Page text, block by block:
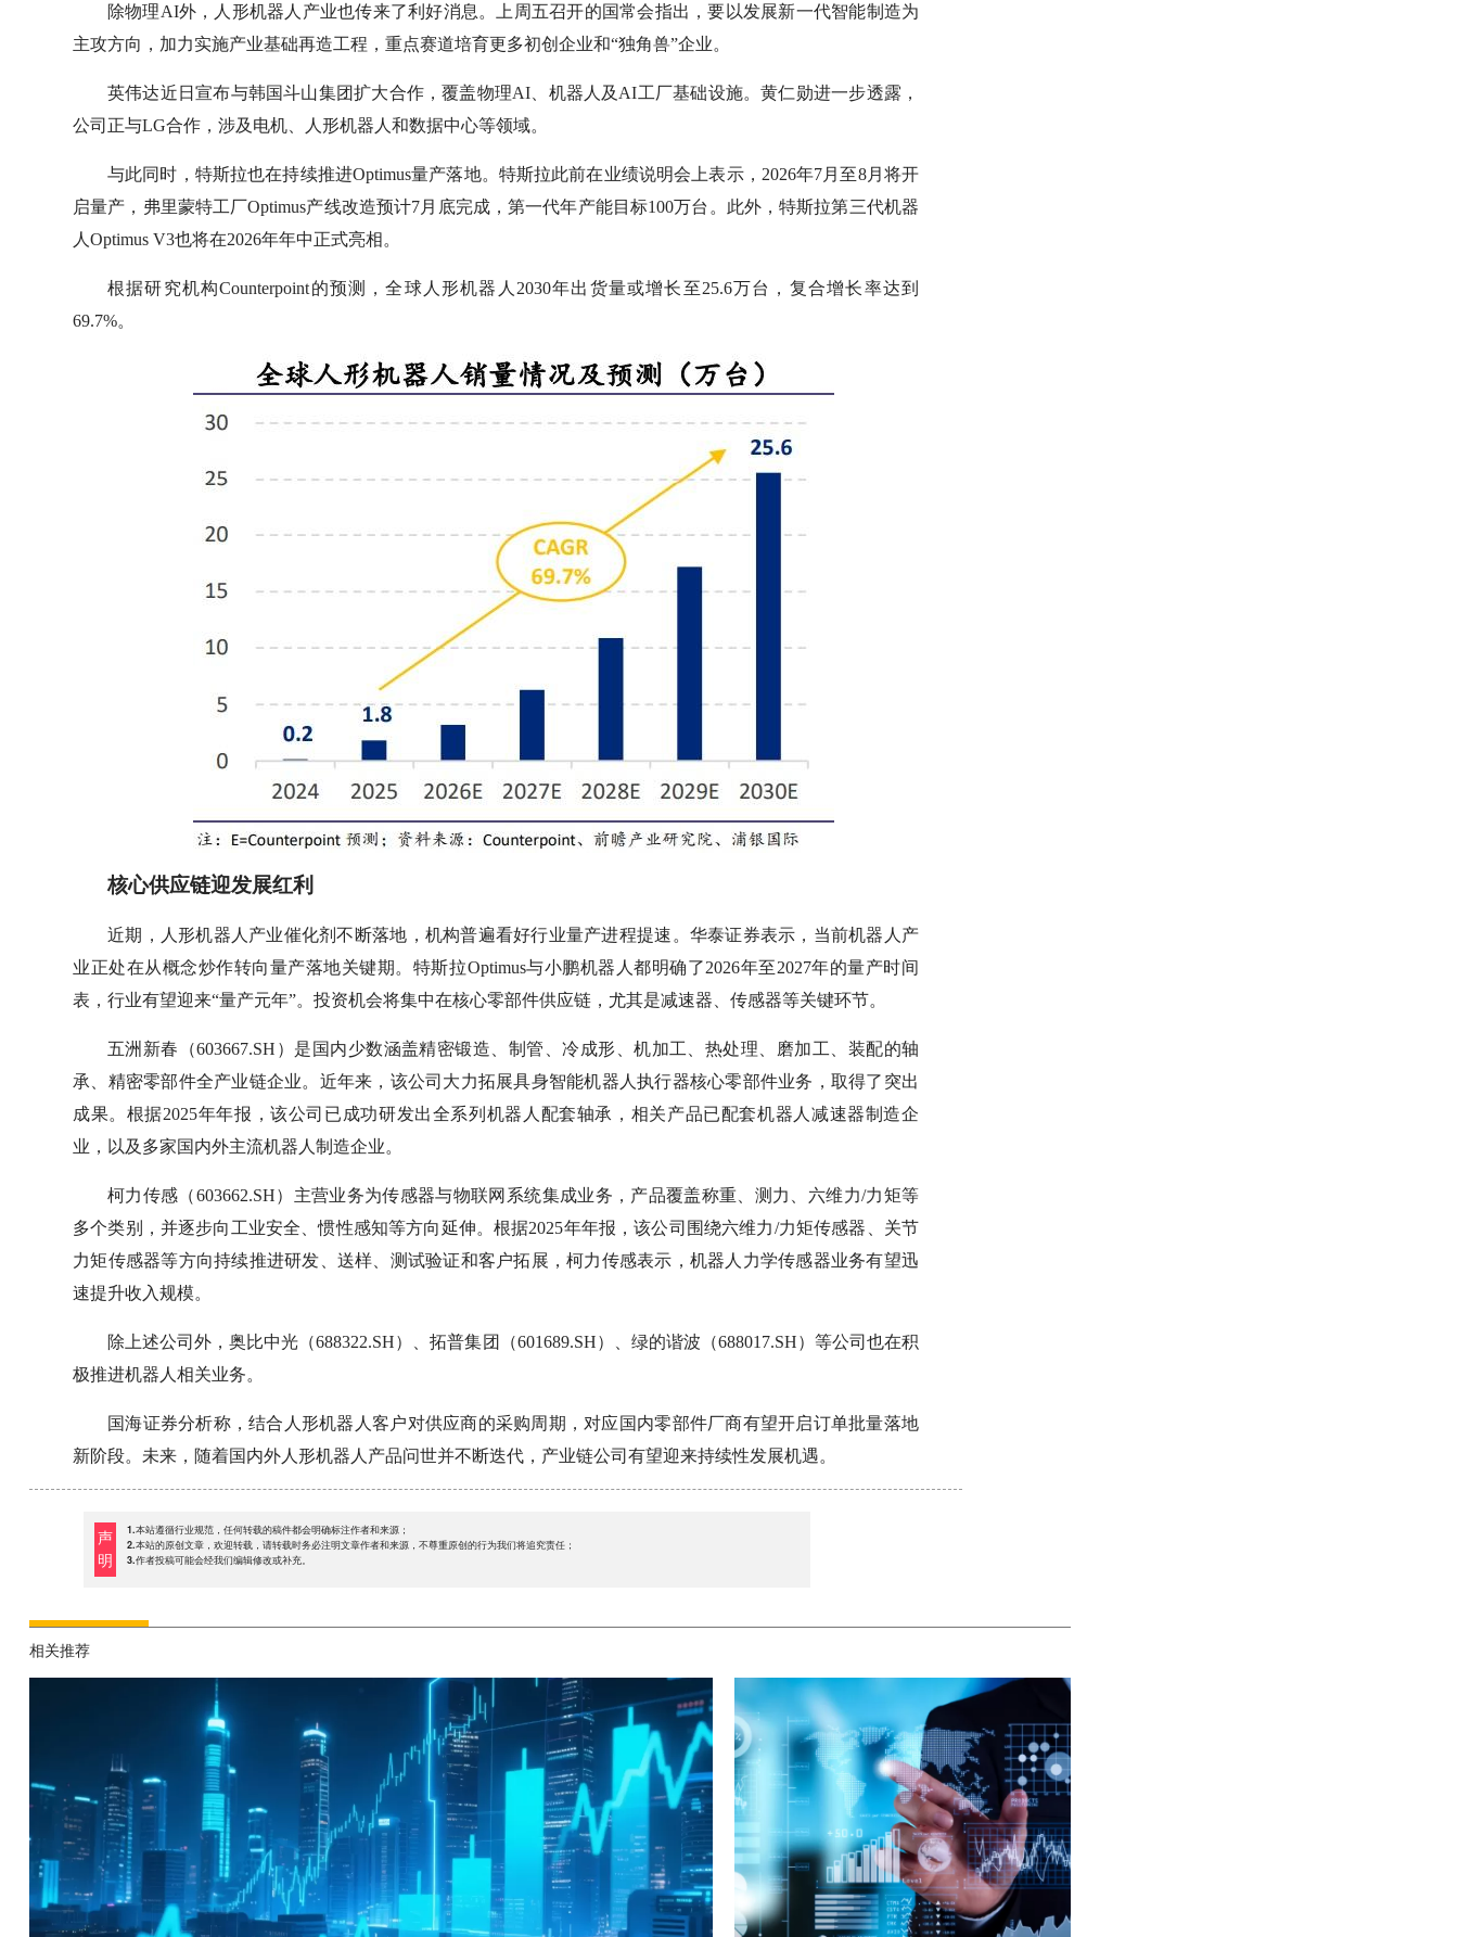
除物理AI外，人形机器人产业也传来了利好消息。上周五召开的国常会指出，要以发展新一代智能制造为
主攻方向，加力实施产业基础再造工程，重点赛道培育更多初创企业和“独角兽”企业。
英伟达近日宣布与韩国斗山集团扩大合作，覆盖物理AI、机器人及AI工厂基础设施。黄仁勋进一步透露，
公司正与LG合作，涉及电机、人形机器人和数据中心等领域。
与此同时，特斯拉也在持续推进Optimus量产落地。特斯拉此前在业绩说明会上表示，2026年7月至8月将开
启量产，弗里蒙特工厂Optimus产线改造预计7月底完成，第一代年产能目标100万台。此外，特斯拉第三代机器
人Optimus V3‌也将在2026年年中正式亮相。
根据研究机构Counterpoint的预测，全球人形机器人2030年出货量或增长至25.6万台，复合增长率达到
69.7%。
核心供应链迎发展红利
近期，人形机器人产业催化剂不断落地，机构普遍看好行业量产进程提速。华泰证券表示，当前机器人产
业正处在从概念炒作转向量产落地关键期。特斯拉Optimus与小鹏机器人都明确了2026年至2027年的量产时间
表，行业有望迎来“量产元年”。投资机会将集中在核心零部件供应链，尤其是减速器、传感器等关键环节。
五洲新春（603667.SH）是国内少数涵盖精密锻造、制管、冷成形、机加工、热处理、磨加工、装配的轴
承、精密零部件全产业链企业。近年来，该公司大力拓展具身智能机器人执行器核心零部件业务，取得了突出
成果。根据2025年年报，该公司已成功研发出全系列机器人配套轴承，相关产品已配套机器人减速器制造企
业，以及多家国内外主流机器人制造企业。
柯力传感（603662.SH）主营业务为传感器与物联网系统集成业务，产品覆盖称重、测力、六维力/力矩等
多个类别，并逐步向工业安全、惯性感知等方向延伸。根据2025年年报，该公司围绕六维力/力矩传感器、关节
力矩传感器等方向持续推进研发、送样、测试验证和客户拓展，柯力传感表示，机器人力学传感器业务有望迅
速提升收入规模。
除上述公司外，奥比中光（688322.SH）、拓普集团（601689.SH）、绿的谐波（688017.SH）等公司也在积
极推进机器人相关业务。
国海证券分析称，结合人形机器人客户对供应商的采购周期，对应国内零部件厂商有望开启订单批量落地
新阶段。未来，随着国内外人形机器人产品问世并不断迭代，产业链公司有望迎来持续性发展机遇。
声
明
1.本站遵循行业规范，任何转载的稿件都会明确标注作者和来源；
2.本站的原创文章，欢迎转载，请转载时务必注明文章作者和来源，不尊重原创的行为我们将追究责任；
3.作者投稿可能会经我们编辑修改或补充。
相关推荐